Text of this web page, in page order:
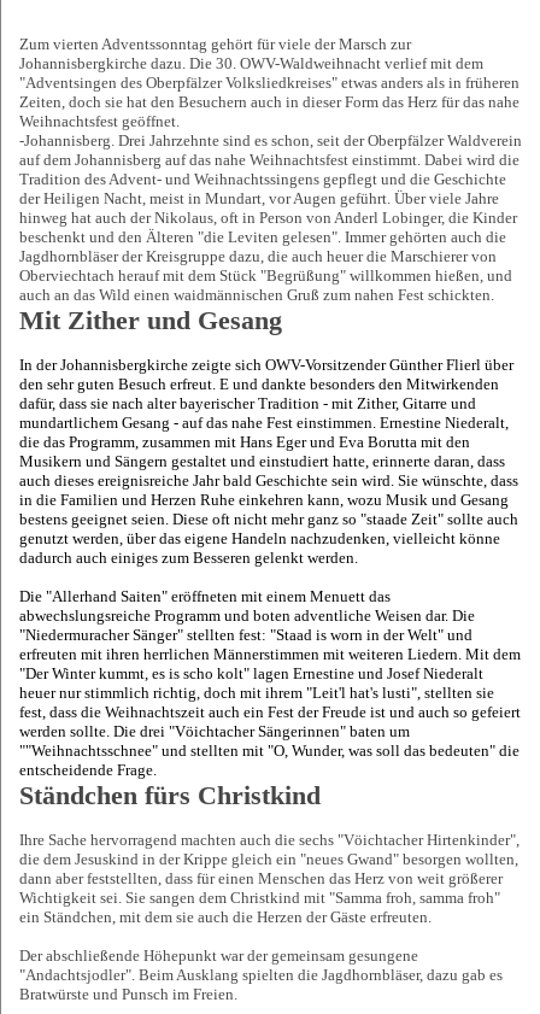
Zum vierten Adventssonntag gehört für viele der Marsch zur
Johannisbergkirche dazu. Die 30. OWV-Waldweihnacht verlief mit dem
"Adventsingen des Oberpfälzer Volksliedkreises" etwas anders als in früheren
Zeiten, doch sie hat den Besuchern auch in dieser Form das Herz für das nahe
Weihnachtsfest geöffnet.
-Johannisberg. Drei Jahrzehnte sind es schon, seit der Oberpfälzer Waldverein
auf dem Johannisberg auf das nahe Weihnachtsfest einstimmt. Dabei wird die
Tradition des Advent- und Weihnachtssingens gepflegt und die Geschichte
der Heiligen Nacht, meist in Mundart, vor Augen geführt. Über viele Jahre
hinweg hat auch der Nikolaus, oft in Person von Anderl Lobinger, die Kinder
beschenkt und den Älteren "die Leviten gelesen". Immer gehörten auch die
Jagdhornbläser der Kreisgruppe dazu, die auch heuer die Marschierer von
Oberviechtach herauf mit dem Stück "Begrüßung" willkommen hießen, und
auch an das Wild einen waidmännischen Gruß zum nahen Fest schickten.
Mit Zither und Gesang
In der Johannisbergkirche zeigte sich OWV-Vorsitzender Günther Flierl über
den sehr guten Besuch erfreut. E und dankte besonders den Mitwirkenden
dafür, dass sie nach alter bayerischer Tradition - mit Zither, Gitarre und
mundartlichem Gesang - auf das nahe Fest einstimmen. Ernestine Niederalt,
die das Programm, zusammen mit Hans Eger und Eva Borutta mit den
Musikern und Sängern gestaltet und einstudiert hatte, erinnerte daran, dass
auch dieses ereignisreiche Jahr bald Geschichte sein wird. Sie wünschte, dass
in die Familien und Herzen Ruhe einkehren kann, wozu Musik und Gesang
bestens geeignet seien. Diese oft nicht mehr ganz so "staade Zeit" sollte auch
genutzt werden, über das eigene Handeln nachzudenken, vielleicht könne
dadurch auch einiges zum Besseren gelenkt werden.
Die "Allerhand Saiten" eröffneten mit einem Menuett das
abwechslungsreiche Programm und boten adventliche Weisen dar. Die
"Niedermuracher Sänger" stellten fest: "Staad is worn in der Welt" und
erfreuten mit ihren herrlichen Männerstimmen mit weiteren Liedern. Mit dem
"Der Winter kummt, es is scho kolt" lagen Ernestine und Josef Niederalt
heuer nur stimmlich richtig, doch mit ihrem "Leit'l hat's lusti", stellten sie
fest, dass die Weihnachtszeit auch ein Fest der Freude ist und auch so gefeiert
werden sollte. Die drei "Vöichtacher Sängerinnen" baten um
""Weihnachtsschnee" und stellten mit "O, Wunder, was soll das bedeuten" die
entscheidende Frage.
Ständchen fürs Christkind
Ihre Sache hervorragend machten auch die sechs "Vöichtacher Hirtenkinder",
die dem Jesuskind in der Krippe gleich ein "neues Gwand" besorgen wollten,
dann aber feststellten, dass für einen Menschen das Herz von weit größerer
Wichtigkeit sei. Sie sangen dem Christkind mit "Samma froh, samma froh"
ein Ständchen, mit dem sie auch die Herzen der Gäste erfreuten.
Der abschließende Höhepunkt war der gemeinsam gesungene
"Andachtsjodler". Beim Ausklang spielten die Jagdhornbläser, dazu gab es
Bratwürste und Punsch im Freien.